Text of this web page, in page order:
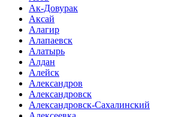
Ак-Довурак
Аксай
Алагир
Алапаевск
Алатырь
Алдан
Алейск
Александров
Александровск
Александровск-Сахалинский